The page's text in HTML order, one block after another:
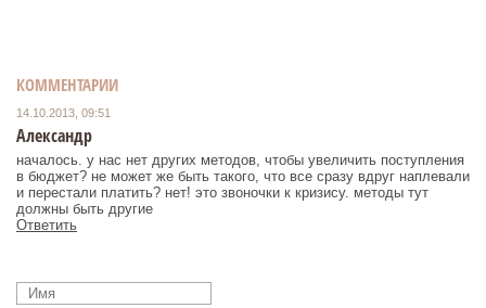
КОММЕНТАРИИ
14.10.2013, 09:51
Александр
началось. у нас нет других методов, чтобы увеличить поступления
в бюджет? не может же быть такого, что все сразу вдруг наплевали
и перестали платить? нет! это звоночки к кризису. методы тут
должны быть другие
Ответить